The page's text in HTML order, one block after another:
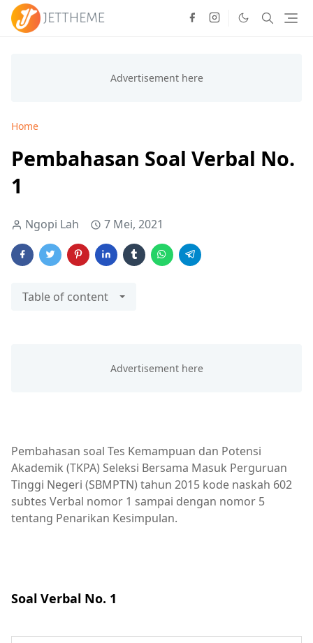
Home
Pembahasan Soal Verbal No.
1
Ngopi Lah 7 Mei, 2021
Table of content
Pembahasan soal Tes Kemampuan dan Potensi
Akademik (TKPA) Seleksi Bersama Masuk Perguruan
Tinggi Negeri (SBMPTN) tahun 2015 kode naskah 602
subtes Verbal nomor 1 sampai dengan nomor 5
tentang Penarikan Kesimpulan.
Soal Verbal No. 1